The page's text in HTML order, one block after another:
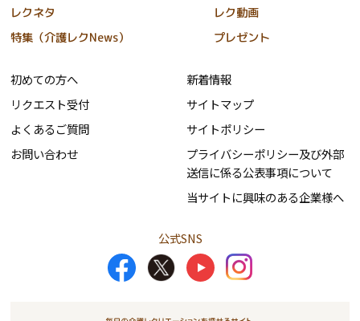
レクネタ
レク動画
特集（介護レクNews）
プレゼント
初めての方へ
リクエスト受付
よくあるご質問
お問い合わせ
新着情報
サイトマップ
サイトポリシー
プライバシーポリシー及び外部
送信に係る公表事項について
当サイトに興味のある企業様へ
公式SNS